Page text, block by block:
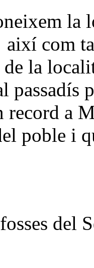
la
com
de la
passadís
record a
poble i
del